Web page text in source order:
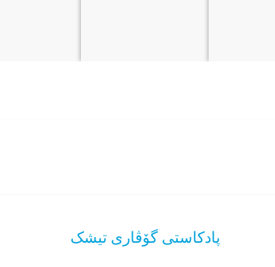
پادکاستی گۆڤاری تیشک